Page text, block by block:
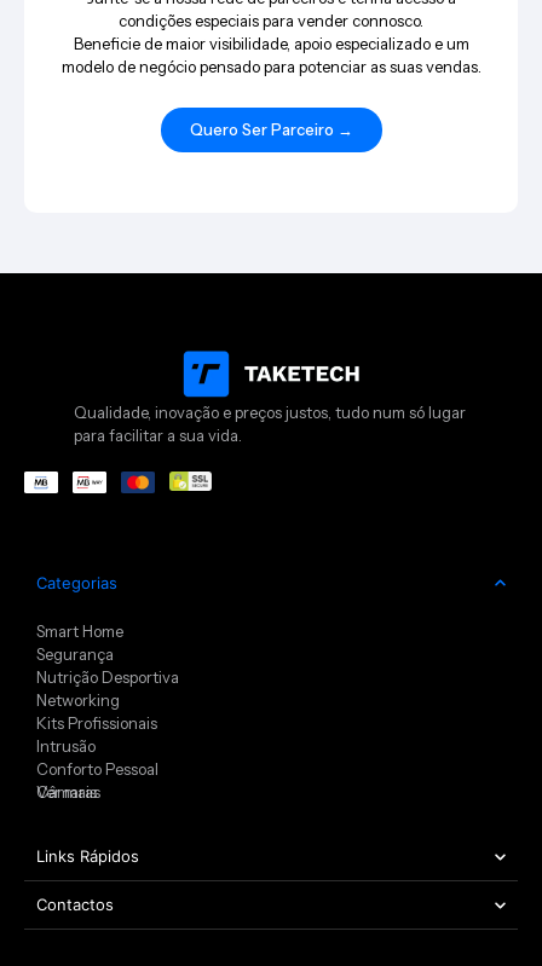
condições especiais para vender connosco.
Beneficie de maior visibilidade, apoio especializado e um
modelo de negócio pensado para potenciar as suas vendas.
Quero Ser Parceiro →
Qualidade, inovação e preços justos, tudo num só lugar
para facilitar a sua vida.
Categorias
Smart Home
Segurança
Nutrição Desportiva
Networking
Kits Profissionais
Intrusão
Conforto Pessoal
Câmaras
Ver mais
Links Rápidos
Contactos